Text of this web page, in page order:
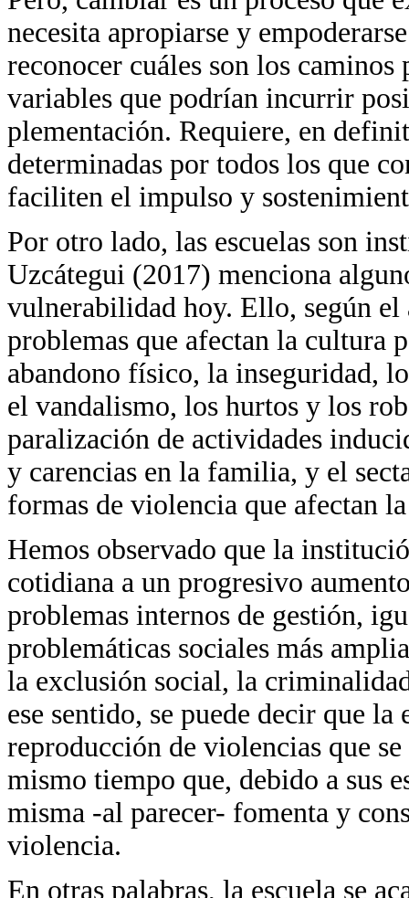
necesita apropiarse y
reconocer cuáles son los
variables que podrían incurrir
plementación. Requiere, en
determinadas por todos los que
faciliten el impulso y
Por otro lado, las escuelas son
Uzcátegui (2017) menciona
vulnerabilidad hoy. Ello, según el
problemas que afectan la cultura
abandono físico, la inseguridad,
el vandalismo, los hurtos y los
paralización de actividades
y carencias en la familia, y el
formas de violencia que afectan
Hemos observado que la
cotidiana a un progresivo
problemas internos de gestión,
problemáticas sociales más
la exclusión social, la
ese sentido, se puede decir que
reproducción de violencias que
mismo tiempo que, debido a sus
misma -al parecer- fomenta y
violencia.
En otras palabras, la escuela se